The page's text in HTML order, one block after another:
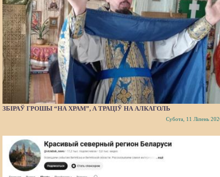
ЗБІРАЎ ГРОШЫ “НА ХРАМ”, А ТРАЦІЎ НА АЛКАГОЛЬ
Субота, 11 Ліпень